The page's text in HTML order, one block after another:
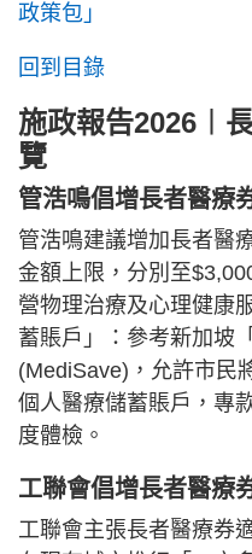
政策包」
回到目錄
施政報告2026︱
覽
管浩鳴倡增長者醫療
管浩鳴建議增加長者醫
金額上限，分別至
營物理治療及心理健康
蓄賬戶」：參考新加坡
(MediSave)，允許市民
個人醫療儲蓄賬戶，專
度體檢。
工聯會倡增長者醫療
工聯會主張長者醫療券